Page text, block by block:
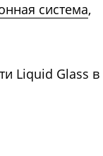
система,
Liquid Glass в